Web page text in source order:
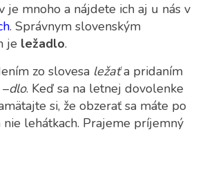
je mnoho a nájdete ich aj u nás v
. Správnym slovenským
je ležadlo.
zo slovesa ležaťa pridaním
dlo. Keď sa na letnej dovolenke
si, že obzerať sa máte po
nie lehátkach. Prajeme príjemný